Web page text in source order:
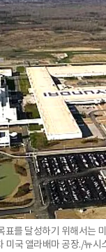
를 달성하기 위해서는
미국 앨라배마 공장./뉴시